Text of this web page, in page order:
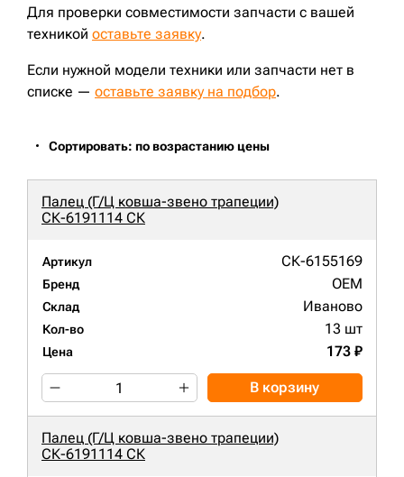
Для проверки совместимости запчасти с вашей
техникой оставьте заявку.
Если нужной модели техники или запчасти нет в
списке — оставьте заявку на подбор.
Сортировать: по возрастанию цены
Палец (Г/Ц ковша-звено трапеции)
СК-6191114 СК
Артикул СК-6155169
Бренд OEM
Склад Иваново
Кол-во 13 шт
Цена 173 ₽
В корзину
Палец (Г/Ц ковша-звено трапеции)
СК-6191114 СК